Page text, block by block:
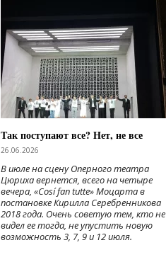
Так поступают все? Нет, не все
26.06.2026
В июле на сцену Оперного театра
Цюриха вернется, всего на четыре
вечера, «Cosí fan tutte» Моцарта в
постановке Кирилла Серебренникова
2018 года. Очень советую тем, кто не
видел ее тогда, не упустить новую
возможность 3, 7, 9 и 12 июля.